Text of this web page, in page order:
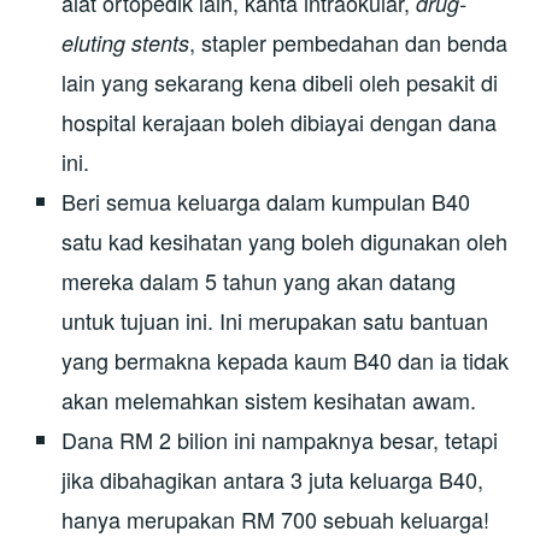
eluting stents, stapler pembedahan dan benda
lain yang sekarang kena dibeli oleh pesakit di
hospital kerajaan boleh dibiayai dengan dana
ini.
Beri semua keluarga dalam kumpulan B40
satu kad kesihatan yang boleh digunakan oleh
mereka dalam 5 tahun yang akan datang
untuk tujuan ini. Ini merupakan satu bantuan
yang bermakna kepada kaum B40 dan ia tidak
akan melemahkan sistem kesihatan awam.
Dana RM 2 bilion ini nampaknya besar, tetapi
jika dibahagikan antara 3 juta keluarga B40,
hanya merupakan RM 700 sebuah keluarga!